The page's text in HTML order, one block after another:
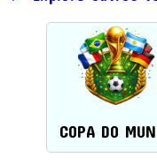
COPA DO